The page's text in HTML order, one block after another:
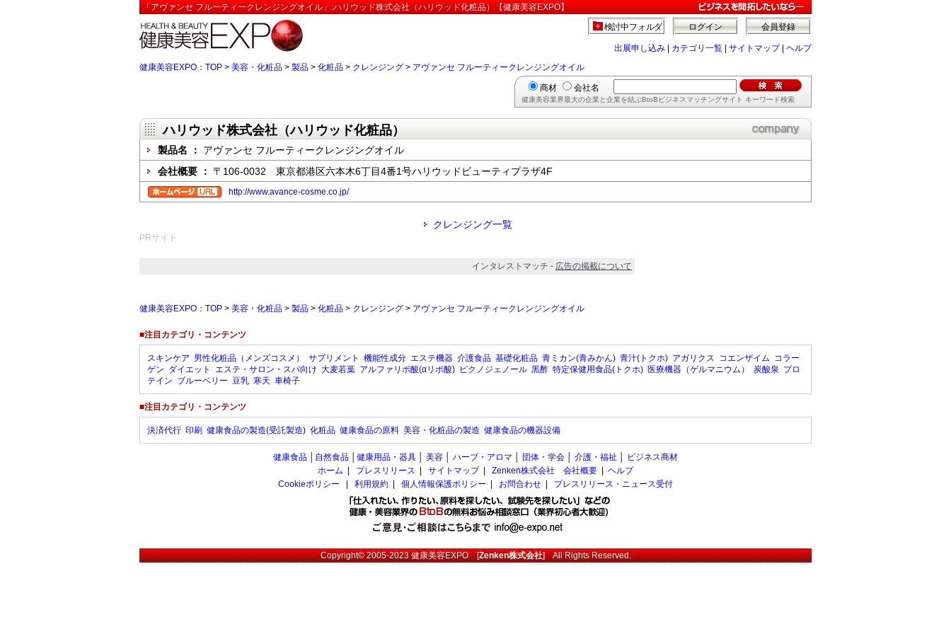
「アヴァンセ フルーティークレンジングオイル」:ハリウッド株式会社（ハリウッド化粧品）【健康美容EXPO】
会員登録
ログイン
検討中フォルダ
出展申し込み カテゴリ一覧 サイトマップ| ヘルプ
健康美容EXPO：TOP > 美容・化粧品 > 製品 > 化粧品 > クレンジング > アヴァンセ フルーティークレンジングオイル
商材 会社名
健康美容業界最大の企業と企業を結ぶBtoBビジネスマッチングサイト キーワード検索
ハリウッド株式会社（ハリウッド化粧品）
製品名 ： アヴァンセ フルーティークレンジングオイル
会社概要 ： 〒106-0032 東京都港区六本木6丁目4番1号ハリウッドビューティプラザ4F
http://www.avance-cosme.co.jp/
クレンジング一覧
PRサイト
インタレストマッチ - 広告の掲載について
健康美容EXPO：TOP > 美容・化粧品 > 製品 > 化粧品 > クレンジング > アヴァンセ フルーティークレンジングオイル
■注目カテゴリ・コンテンツ
スキンケア 男性化粧品（メンズコスメ） サプリメント 機能性成分 エステ機器 介護食品 基礎化粧品 青ミカン(青みかん) 青汁(トクホ) アガリクス コエンザイム コラー
ゲン ダイエット エステ・サロン・スパ向け 大麦若葉 アルファリポ酸(αリポ酸) ピクノジェノール 黒酢 特定保健用食品(トクホ) 医療機器（ゲルマニウム） 炭酸泉 プロ
テイン ブルーベリー 豆乳 寒天 車椅子
■注目カテゴリ・コンテンツ
決済代行 印刷 健康食品の製造(受託製造) 化粧品 健康食品の原料 美容・化粧品の製造 健康食品の機器設備
健康食品 自然食品 健康用品・器具 美容 ハーブ・アロマ 団体・学会 介護・福祉
ビジネス商材
ホーム
プレスリリース サイトマップ| Zenken株式会社 会社概要
ヘルプ
Cookieポリシー
利用規約 個人情報保護ポリシー お問合わせ プレスリリース・ニュース受付
Copyright© 2005-2023健康美容EXPO[Zenken株式会社] All Rights Reserved.